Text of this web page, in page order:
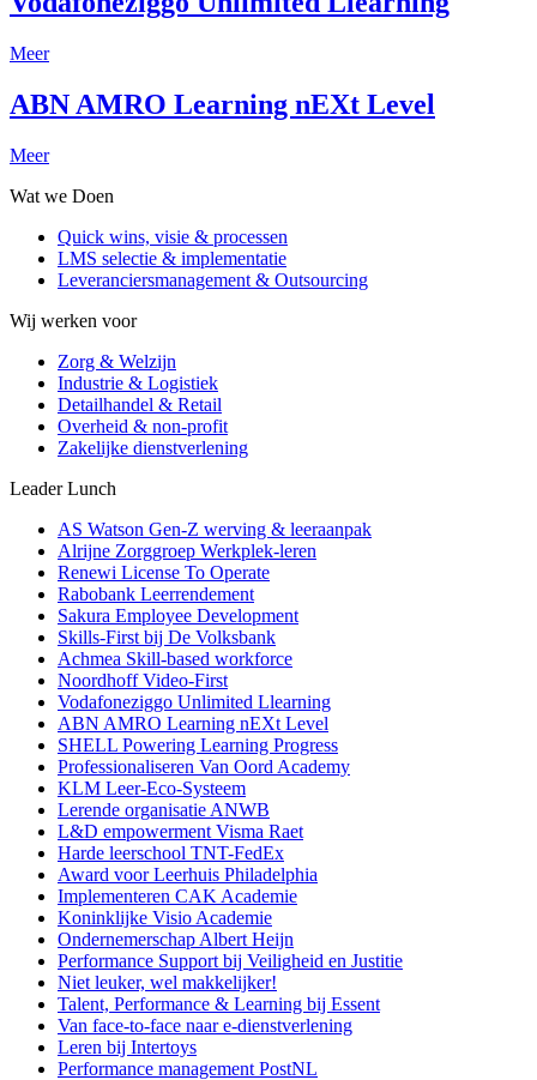
Meer
ABN AMRO Learning nEXt Level
Meer
Wat we Doen
Quick wins, visie & processen
LMS selectie & implementatie
Leveranciersmanagement & Outsourcing
Wij werken voor
Zorg & Welzijn
Industrie & Logistiek
Detailhandel & Retail
Overheid & non-profit
Zakelijke dienstverlening
Leader Lunch
AS Watson Gen-Z werving & leeraanpak
Alrijne Zorggroep Werkplek-leren
Renewi License To Operate
Rabobank Leerrendement
Sakura Employee Development
Skills-First bij De Volksbank
Achmea Skill-based workforce
Noordhoff Video-First
Vodafoneziggo Unlimited Llearning
ABN AMRO Learning nEXt Level
SHELL Powering Learning Progress
Professionaliseren Van Oord Academy
KLM Leer-Eco-Systeem
Lerende organisatie ANWB
L&D empowerment Visma Raet
Harde leerschool TNT-FedEx
Award voor Leerhuis Philadelphia
Implementeren CAK Academie
Koninklijke Visio Academie
Ondernemerschap Albert Heijn
Performance Support bij Veiligheid en Justitie
Niet leuker, wel makkelijker!
Talent, Performance & Learning bij Essent
Van face-to-face naar e-dienstverlening
Leren bij Intertoys
Performance management PostNL